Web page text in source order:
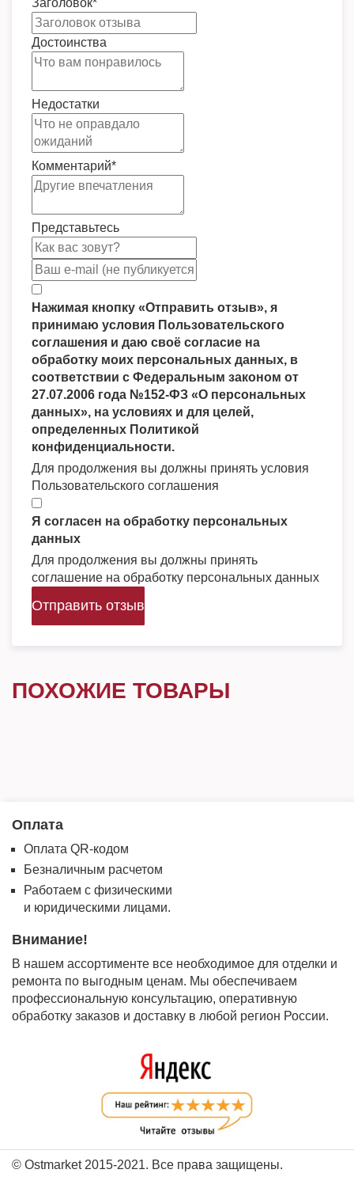
Заголовок*
Достоинства
Недостатки
Комментарий*
Представьтесь
Нажимая кнопку «Отправить отзыв», я
принимаю условия Пользовательского
соглашения и даю своё согласие на
обработку моих персональных данных, в
соответствии с Федеральным законом от
27.07.2006 года №152-ФЗ «О персональных
данных», на условиях и для целей,
определенных Политикой
конфиденциальности.
Для продолжения вы должны принять условия
Пользовательского соглашения
Я согласен на обработку персональных
данных
Для продолжения вы должны принять
соглашение на обработку персональных данных
Отправить отзыв
ПОХОЖИЕ ТОВАРЫ
Оплата
Оплата QR-кодом
Безналичным расчетом
Работаем с физическими
и юридическими лицами.
Внимание!
В нашем ассортименте все необходимое для отделки и
ремонта по выгодным ценам. Мы обеспечиваем
профессиональную консультацию, оперативную
обработку заказов и доставку в любой регион России.
© Ostmarket 2015-2021. Все права защищены.